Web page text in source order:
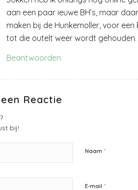
aan een paar ieuwe BH’s, maar
maken bij de Hunkemoller, voor
tot die outelt weer wordt gehouden.
Beantwoorden
Reactie
bij!
Naam *
E-mail *